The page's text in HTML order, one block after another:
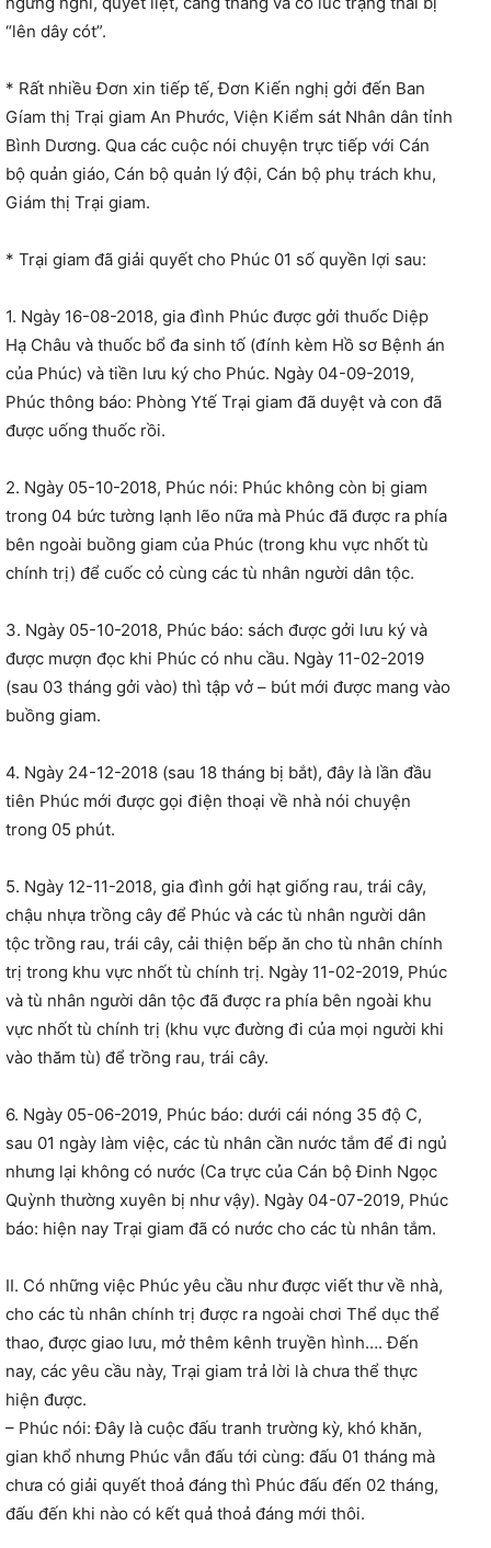
“lên dây cót”.
* Rất nhiều Đơn xin tiếp tế, Đơn Kiến nghị gởi đến Ban
Gíam thị Trại giam An Phước, Viện Kiểm sát Nhân dân tỉnh
Bình Dương. Qua các cuộc nói chuyện trực tiếp với Cán
bộ quản giáo, Cán bộ quản lý đội, Cán bộ phụ trách khu,
Giám thị Trại giam.
* Trại giam đã giải quyết cho Phúc 01 số quyền lợi sau:
1. Ngày 16-08-2018, gia đình Phúc được gởi thuốc Diệp
Hạ Châu và thuốc bổ đa sinh tố (đính kèm Hồ sơ Bệnh án
của Phúc) và tiền lưu ký cho Phúc. Ngày 04-09-2019,
Phúc thông báo: Phòng Ytế Trại giam đã duyệt và con đã
được uống thuốc rồi.
2. Ngày 05-10-2018, Phúc nói: Phúc không còn bị giam
trong 04 bức tường lạnh lẽo nữa mà Phúc đã được ra phía
bên ngoài buồng giam của Phúc (trong khu vực nhốt tù
chính trị) để cuốc cỏ cùng các tù nhân người dân tộc.
3. Ngày 05-10-2018, Phúc báo: sách được gởi lưu ký và
được mượn đọc khi Phúc có nhu cầu. Ngày 11-02-2019
(sau 03 tháng gởi vào) thì tập vở – bút mới được mang vào
buồng giam.
4. Ngày 24-12-2018 (sau 18 tháng bị bắt), đây là lần đầu
tiên Phúc mới được gọi điện thoại về nhà nói chuyện
trong 05 phút.
5. Ngày 12-11-2018, gia đình gởi hạt giống rau, trái cây,
chậu nhựa trồng cây để Phúc và các tù nhân người dân
tộc trồng rau, trái cây, cải thiện bếp ăn cho tù nhân chính
trị trong khu vực nhốt tù chính trị. Ngày 11-02-2019, Phúc
và tù nhân người dân tộc đã được ra phía bên ngoài khu
vực nhốt tù chính trị (khu vực đường đi của mọi người khi
vào thăm tù) để trồng rau, trái cây.
6. Ngày 05-06-2019, Phúc báo: dưới cái nóng 35 độ C,
sau 01 ngày làm việc, các tù nhân cần nước tắm để đi ngủ
nhưng lại không có nước (Ca trực của Cán bộ Đinh Ngọc
Quỳnh thường xuyên bị như vậy). Ngày 04-07-2019, Phúc
báo: hiện nay Trại giam đã có nước cho các tù nhân tắm.
II. Có những việc Phúc yêu cầu như được viết thư về nhà,
cho các tù nhân chính trị được ra ngoài chơi Thể dục thể
thao, được giao lưu, mở thêm kênh truyền hình…. Đến
nay, các yêu cầu này, Trại giam trả lời là chưa thể thực
hiện được.
– Phúc nói: Đây là cuộc đấu tranh trường kỳ, khó khăn,
gian khổ nhưng Phúc vẫn đấu tới cùng: đấu 01 tháng mà
chưa có giải quyết thoả đáng thì Phúc đấu đến 02 tháng,
đấu đến khi nào có kết quả thoả đáng mới thôi.